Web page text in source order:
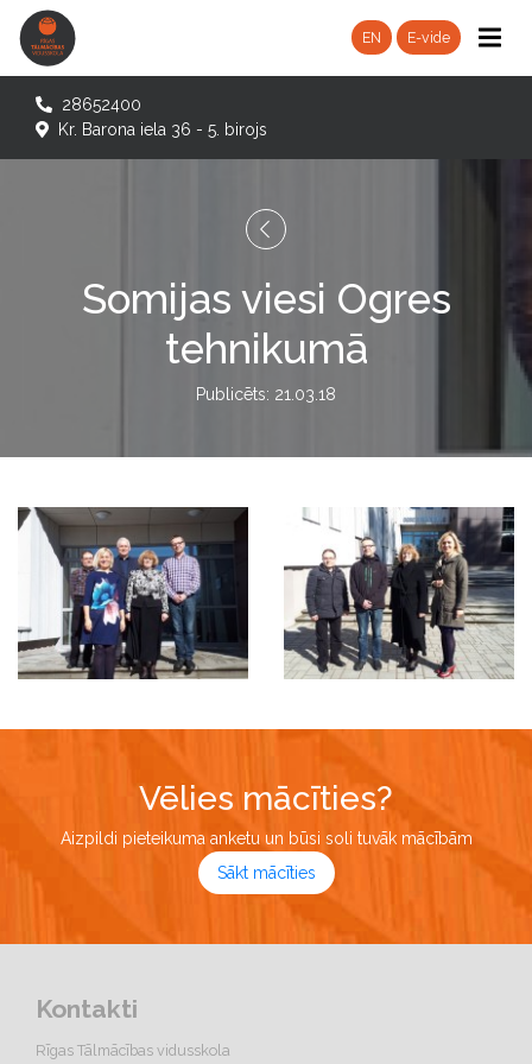
EN E-vide
28652400
Kr. Barona iela 36 - 5. birojs
Somijas viesi Ogres
tehnikumā
Publicēts: 21.03.18
Vēlies mācīties?
Aizpildi pieteikuma anketu un būsi soli tuvāk mācībām
Sākt mācīties
Kontakti
Rīgas Tālmācības vidusskola